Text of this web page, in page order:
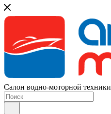
Салон водно-моторной техники